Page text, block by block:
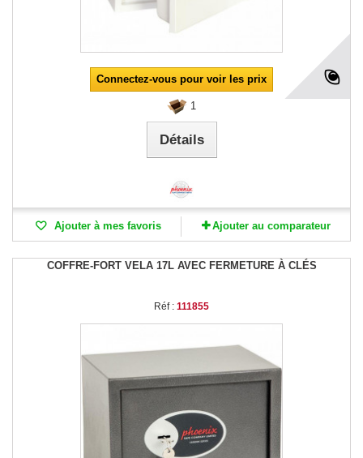
Connectez-vous pour voir les prix
1
Détails
Ajouter à mes favoris Ajouter au comparateur
COFFRE-FORT VELA 17L AVEC FERMETURE À CLÉS
Réf : 111855